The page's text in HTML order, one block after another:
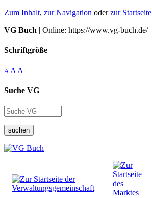
Zum Inhalt, zur Navigation oderzur Startseite
VG Buch | Online: https://www.vg-buch.de/
Schriftgröße
A A A
Suche VG
suchen